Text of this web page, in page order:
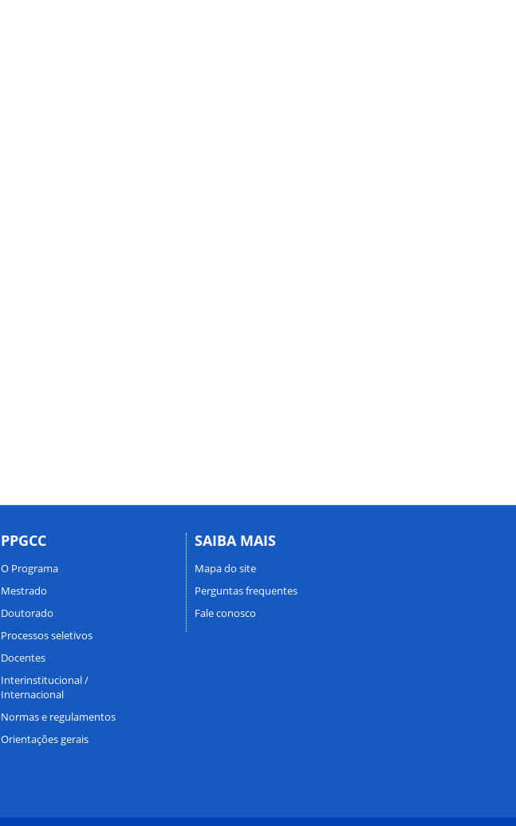
PPGCC
O Programa
Mestrado
Doutorado
Processos seletivos
Docentes
Interinstitucional /
Internacional
Normas e regulamentos
Orientações gerais
SAIBA MAIS
Mapa do site
Perguntas frequentes
Fale conosco